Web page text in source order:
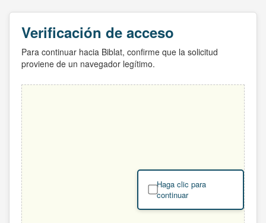
Verificación de acceso
Para continuar hacia Biblat, confirme que la solicitud
proviene de un navegador legítimo.
Haga clic para
continuar